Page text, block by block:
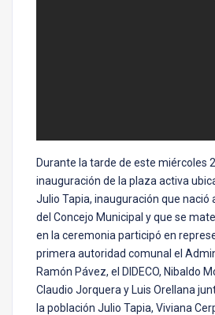
Durante la tarde de este miércoles
inauguración de la plaza activa
Julio Tapia, inauguración que nació
del Concejo Municipal y que se
en la ceremonia participó en
primera autoridad comunal el
Ramón Pávez, el DIDECO, Nibaldo
Claudio Jorquera y Luis Orellana
la población Julio Tapia, Viviana